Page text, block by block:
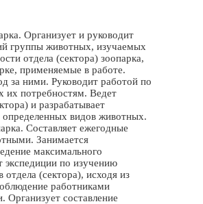
Организует и руководит
группы животных, изучаемых
отдела (сектора) зоопарка,
применяемые в работе.
за ними. Руководит работой по
их потребностям. Ведет
и разрабатывает
определенных видов животных.
Составляет ежегодные
Занимается
максимального
экспедиции по изучению
(сектора), исходя из
работниками
Организует составление